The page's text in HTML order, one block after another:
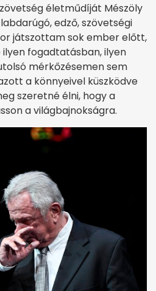
életműdíját Mészöly
edző, szövetségi
játszottam sok ember előtt,
fogadtatásban, ilyen
mérkőzésemen sem
a könnyeivel küszködve
szeretné élni, hogy a
a világbajnokságra.